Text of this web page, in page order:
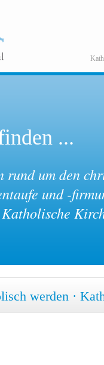
...
rund um den
und -
werden ·